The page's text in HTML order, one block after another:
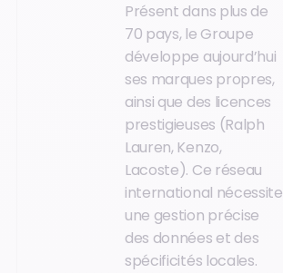
Présent dans plus de
70 pays, le Groupe
développe aujourd’hui
ses marques propres,
ainsi que des licences
prestigieuses (Ralph
Lauren, Kenzo,
Lacoste). Ce réseau
international nécessite
une gestion précise
des données et des
spécificités locales.